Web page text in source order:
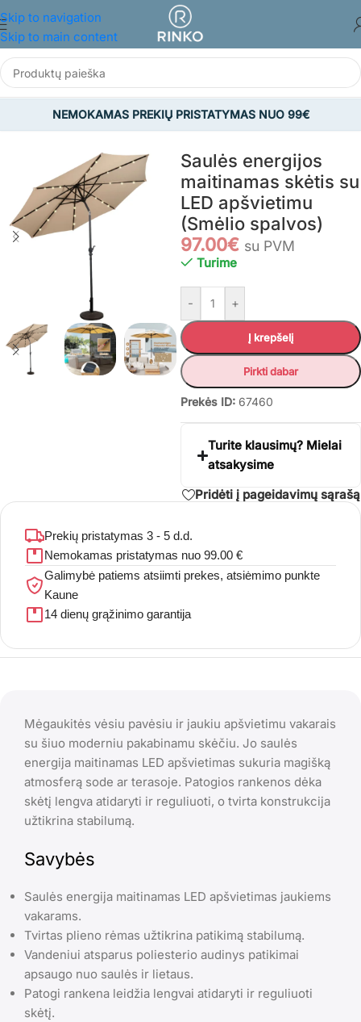
Skip to navigation
Skip to main content
NEMOKAMAS PREKIŲ PRISTATYMAS NUO 99€
SODAS/Sodo skėčiai/Lauko skėčiai
Saulės energijos
maitinamas skėtis su
LED apšvietimu
(Smėlio spalvos)
97.00€ su PVM
Turime
- +
Į krepšelį
Pirkti dabar
Prekės ID: 67460
Turite klausimų? Mielai
atsakysime
Pridėti į pageidavimų sąrašą
Prekių pristatymas 3 - 5 d.d.
Nemokamas pristatymas nuo 99.00 €
Galimybė patiems atsiimti prekes, atsiėmimo punkte
Kaune
14 dienų grąžinimo garantija
Mėgaukitės vėsiu pavėsiu ir jaukiu apšvietimu vakarais
su šiuo moderniu pakabinamu skėčiu. Jo saulės
energija maitinamas LED apšvietimas sukuria magišką
atmosferą sode ar terasoje. Patogios rankenos dėka
skėtį lengva atidaryti ir reguliuoti, o tvirta konstrukcija
užtikrina stabilumą.
Savybės
Saulės energija maitinamas LED apšvietimas jaukiems
vakarams.
Tvirtas plieno rėmas užtikrina patikimą stabilumą.
Vandeniui atsparus poliesterio audinys patikimai
apsaugo nuo saulės ir lietaus.
Patogi rankena leidžia lengvai atidaryti ir reguliuoti
skėtį.